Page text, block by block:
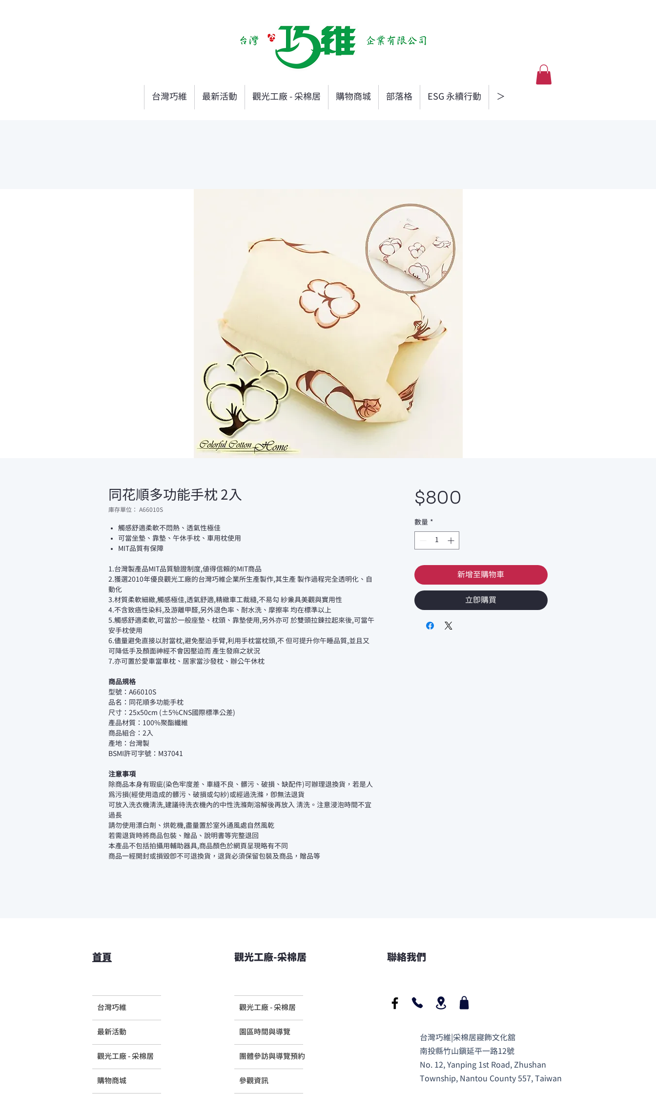
台灣巧維 最新活動 觀光工廠 - 采棉居 購物商城 部落格 ESG 永續行動 ＞
同花順多功能手枕 2入
庫存單位： A66010S
觸感舒適柔軟不悶熱、透氣性極佳
可當坐墊、靠墊、午休手枕、車用枕使用
MIT品質有保障
1.台灣製產品MIT品質驗證制度,值得信賴的MIT商品
2.獲選2010年優良觀光工廠的台灣巧維企業所生產製作,其生產 製作過程完全透明化、自
動化
3.材質柔軟細緻,觸感極佳,透氣舒適,精緻車工裁縫,不易勾 紗兼具美觀與實用性
4.不含致癌性染料,及游離甲醛,另外退色率、耐水洗、摩擦率 均在標準以上
5.觸感舒適柔軟,可當於一般座墊、枕頭、靠墊使用,另外亦可 於雙頭拉鍊拉起來後,可當午
安手枕使用
6.儘量避免直接以肘當枕,避免壓迫手臂,利用手枕當枕頭,不 但可提升你午睡品質,並且又
可降低手及顏面神經不會因壓迫而 產生發麻之狀況
7.亦可置於愛車當車枕、居家當沙發枕、辦公午休枕
商品規格
型號：A66010S
品名：同花順多功能手枕
尺寸：25x50cm (±5%CNS國際標準公差)
產品材質：100%聚酯纖維
商品組合：2入
產地：台灣製
BSMI許可字號：M37041
注意事項
除商品本身有瑕疵(染色牢度差、車縫不良、髒污、破損、缺配件)可辦理退換貨，若是人
為污損(經使用造成的髒污、破損或勾紗)或經過洗滌，即無法退貨
可放入洗衣機清洗,建議待洗衣機內的中性洗滌劑溶解後再放入 清洗。注意浸泡時間不宜
過長
請勿使用漂白劑、烘乾機,盡量置於室外通風處自然風乾
若需退貨時將商品包裝、贈品、說明書等完整退回
本產品不包括拍攝用輔助器具,商品顏色於網頁呈現略有不同
商品一經開封或損毀即不可退換貨，退貨必須保留包裝及商品，贈品等
$800
數量 *
新增至購物車
立即購買
首頁
台灣巧維
最新活動
觀光工廠 - 采棉居
購物商城
觀光工廠-采棉居
觀光工廠 - 采棉居
​園區時間與導覽
團體參訪與導覽預約
參觀資訊
聯絡我們
台灣巧維|采棉居寢飾文化舘
南投縣竹山鎮延平一路12號
No. 12, Yanping 1st Road, Zhushan
Township, Nantou County 557, Taiwan